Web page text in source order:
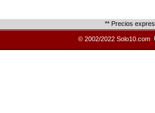
** Precios
© 2002/2022 Solo10.com